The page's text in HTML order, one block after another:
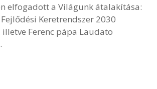
elfogadott a Világunk átalakítása:
Keretrendszer 2030
Ferenc pápa Laudato